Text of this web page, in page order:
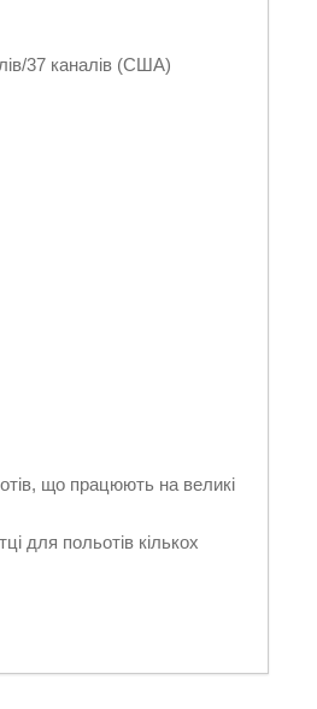
37 каналів (США)
що працюють на великі
для польотів кількох